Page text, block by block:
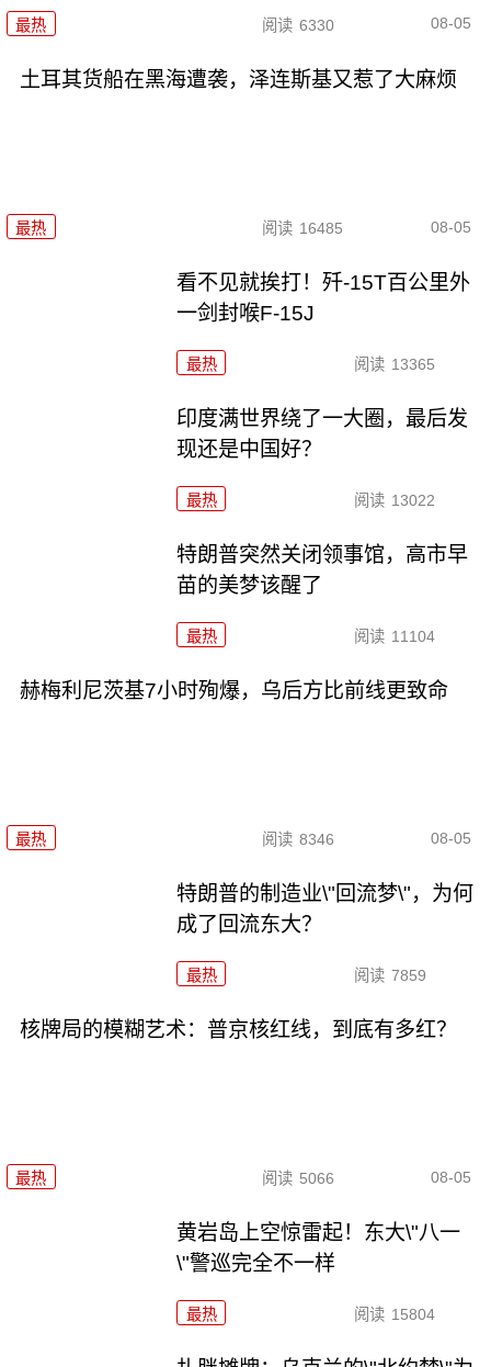
最热 阅读 6330 08-05
土耳其货船在黑海遭袭，泽连斯基又惹了大麻烦
最热 阅读 16485 08-05
看不见就挨打！歼-15T百公里外
一剑封喉F-15J
最热 阅读 13365
印度满世界绕了一大圈，最后发
现还是中国好？
最热 阅读 13022
特朗普突然关闭领事馆，高市早
苗的美梦该醒了
最热 阅读 11104
赫梅利尼茨基7小时殉爆，乌后方比前线更致命
最热 阅读 8346 08-05
特朗普的制造业\"回流梦\"，为何
成了回流东大？
最热 阅读 7859
核牌局的模糊艺术：普京核红线，到底有多红？
最热 阅读 5066 08-05
黄岩岛上空惊雷起！东大\"八一
\"警巡完全不一样
最热 阅读 15804